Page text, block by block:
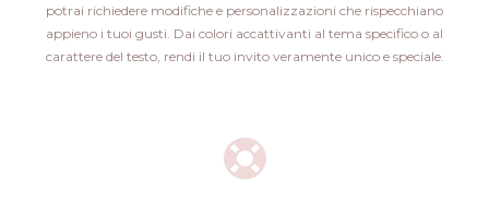
potrai richiedere modifiche e personalizzazioni che rispecchiano
appieno i tuoi gusti. Dai colori accattivanti al tema specifico o al
carattere del testo, rendi il tuo invito veramente unico e speciale.